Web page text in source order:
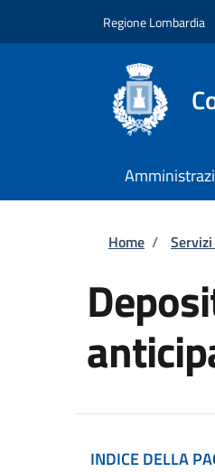
Regione Lombardia
Home /
INDICE DELLA